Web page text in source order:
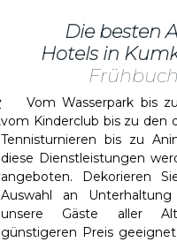
Die besten
Hotels in
Vom Wasserpark bis zu
vom Kinderclub bis zu den
Tennisturnieren bis zu
diese Dienstleistungen
angeboten. Dekorieren
Auswahl an
unsere Gäste aller
günstigeren Preis